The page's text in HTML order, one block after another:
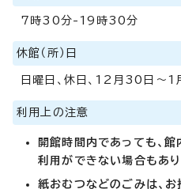
7時30分-19時30分
休館（所）日
日曜日、休日、12月30日～1
利用上の注意
開館時間内であっても、
利用ができない場合もあり
紙おむつなどのごみは、お